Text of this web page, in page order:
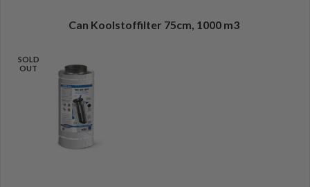
Can Koolstoffilter 75cm, 1000 m3
SOLD
OUT